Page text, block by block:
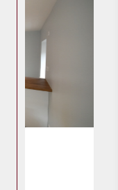
MAISON
SAINT